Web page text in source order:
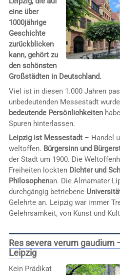
eine über
1000jährige
Geschichte
zurückblicken
kann, gehört zu
den schönsten
Großstädten in Deutschland.
Viel ist in diesen 1.000 Jahren
unbedeutenden Messestadt
bedeutende Persönlichkeiten
Spuren hinterlassen.
Leipzig ist Messestadt– Handel
weltoffen. Bürgersinn und
der Stadt um 1900. Die
Freiheiten lockten Dichter und
Philosophenan. Die Almamater
durchgängig betriebene
Gelehrte an. Leipzig war immer
Gelehrsamkeit, von Kunst und
Res severa verum gaudium
Leipzig
Kein Prädikat